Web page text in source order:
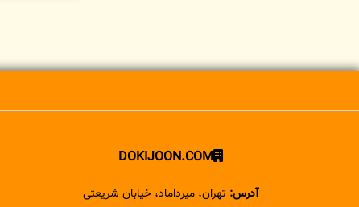
DOKIJOON.COM
آدرس: تهران، میرداماد، خیابان شریعتی